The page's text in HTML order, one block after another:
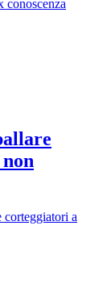
conoscenza
a